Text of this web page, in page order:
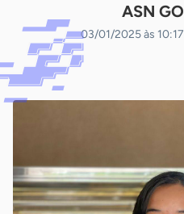
ASN GO
03/01/2025 às 10:17